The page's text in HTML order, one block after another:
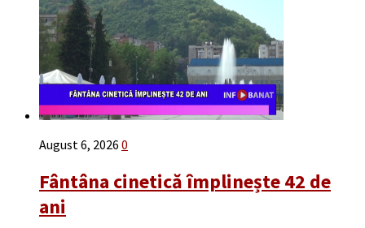
August 6, 2026 0
Fântâna cinetică împlinește 42 de
ani